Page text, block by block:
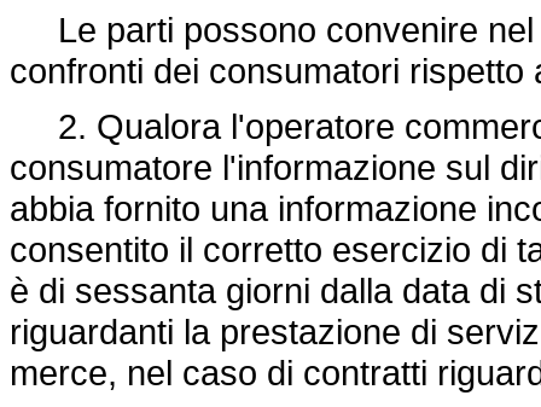
Le parti possono convenire nel
confronti dei consumatori
2. Qualora l'operatore
consumatore l'informazione sul
abbia fornito una informazione
consentito il corretto esercizio di
è di sessanta giorni dalla data di
riguardanti la prestazione di
merce, nel caso di contratti